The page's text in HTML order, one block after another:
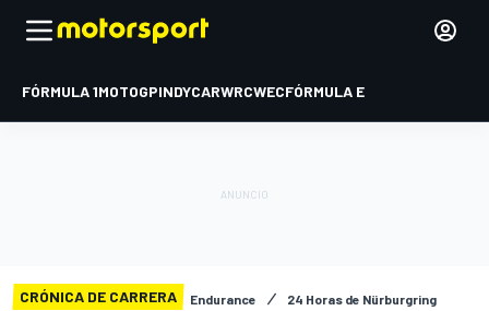
FÓRMULA 1MOTOGPINDYCARWRCWECFÓRMULA E
CRÓNICA DE CARRERA Endurance 24 Horas de Nürburgring